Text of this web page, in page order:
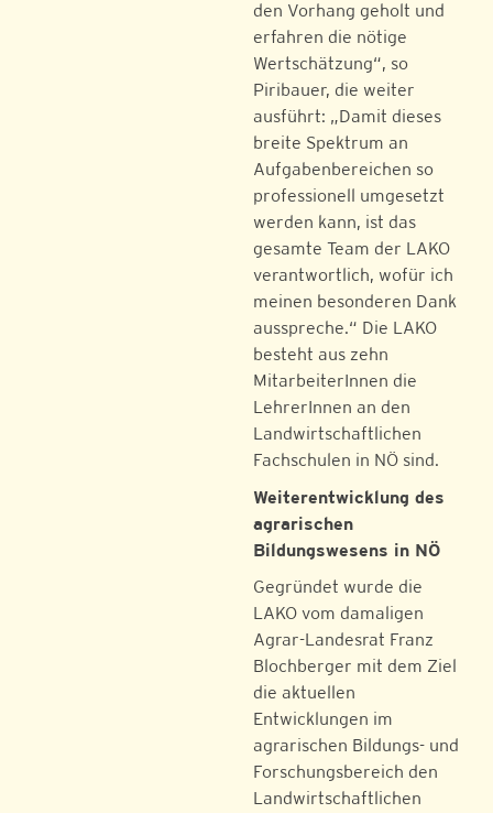
den Vorhang geholt und
erfahren die nötige
Wertschätzung“, so
Piribauer, die weiter
ausführt: „Damit dieses
breite Spektrum an
Aufgabenbereichen so
professionell umgesetzt
werden kann, ist das
gesamte Team der LAKO
verantwortlich, wofür ich
meinen besonderen Dank
ausspreche.“ Die LAKO
besteht aus zehn
MitarbeiterInnen die
LehrerInnen an den
Landwirtschaftlichen
Fachschulen in NÖ sind.
Weiterentwicklung des
agrarischen
Bildungswesens in NÖ
Gegründet wurde die
LAKO vom damaligen
Agrar-Landesrat Franz
Blochberger mit dem Ziel
die aktuellen
Entwicklungen im
agrarischen Bildungs- und
Forschungsbereich den
Landwirtschaftlichen